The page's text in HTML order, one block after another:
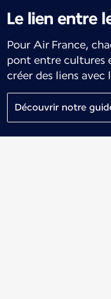
Le lien entre
Pour Air France,
pont entre cultures
créer des liens avec
Découvrir notre